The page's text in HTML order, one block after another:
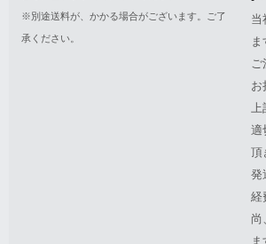
※別途送料が、かかる場合がございます。ご了
承ください。
当
ま
ご
お
上
適
頂
発
経
尚
ま